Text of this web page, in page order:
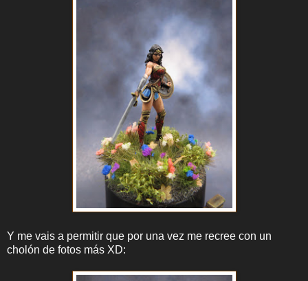
Y me vais a permitir que por una vez me recree con un
cholón de fotos más XD: